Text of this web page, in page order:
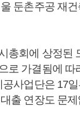
둔촌주공 재건
총회에 상정된
로 가결됨에 따
사업단은 17
출 연장도 문